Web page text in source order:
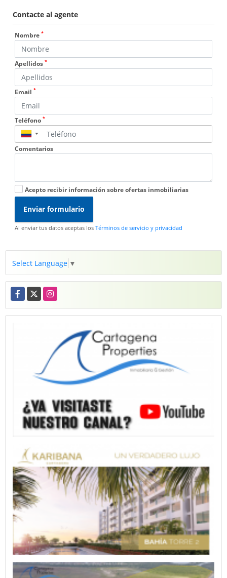
Contacte al agente
Nombre *
Apellidos *
Email *
Teléfono *
▼
Comentarios
Acepto recibir información sobre ofertas inmobiliarias
Enviar formulario
Al enviar tus datos aceptas los Términos de servicio y privacidad
Select Language ▼
Facebook
X Instagram